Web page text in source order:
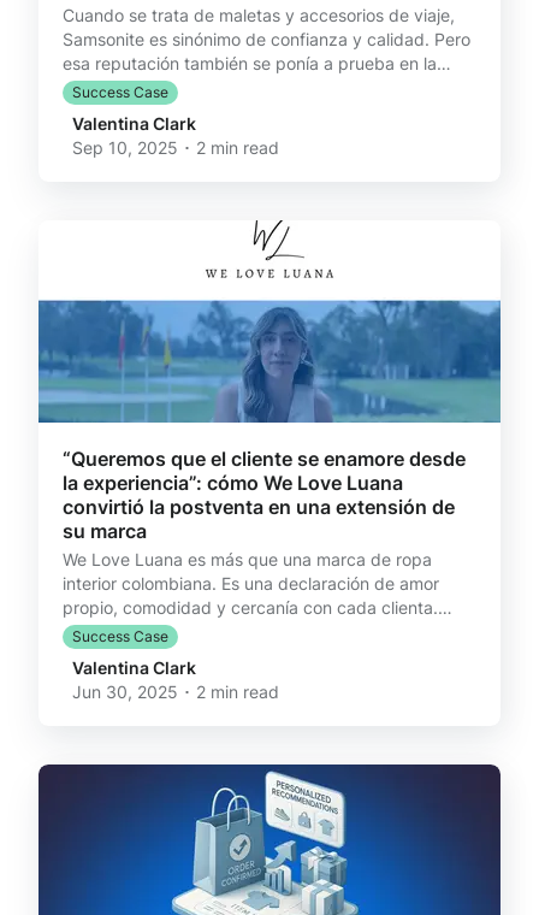
Cuando se trata de maletas y accesorios de viaje,
Samsonite es sinónimo de confianza y calidad. Pero
esa reputación también se ponía a prueba en la
etapa más difícil de la experiencia del cliente: los
cambios y devoluciones. El desafío de Samsonite en
la postventa Antes de implementar Reversso, el
equipo de Samsonite LATAM enfrentaba un
clientes que no siempre recibían el mismo estándar
Success Case
Valentina Clark
Sep 10, 2025 ･ 2 min read
“Queremos que el cliente se enamore desde
la experiencia”: cómo We Love Luana
convirtió la postventa en una extensión de
su marca
We Love Luana es más que una marca de ropa
interior colombiana. Es una declaración de amor
propio, comodidad y cercanía con cada clienta.
Pero para sostener ese nivel de experiencia en cada
paso —incluso cuando algo no sale como se espera
— necesitaban que su postventa estuviera a la
altura. Ahí es donde entra Reversso. “El problema no
necesitaba hacer un cambio o una devolución”,
Success Case
Valentina Clark
Jun 30, 2025 ･ 2 min read